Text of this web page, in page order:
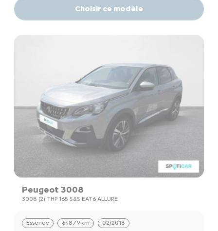
Choisir ce modèle
Peugeot 3008
3008 (2) THP 165 S&S EAT6 ALLURE
Essence 64879 km 02/2018